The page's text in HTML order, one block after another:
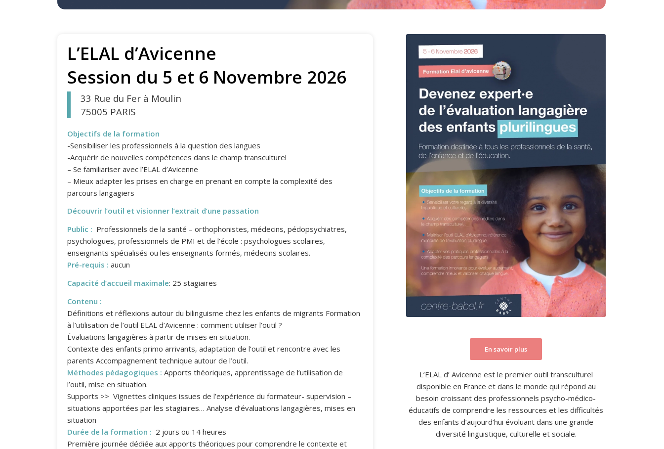
L’ELAL d’Avicenne
Session du 5 et 6 Novembre 2026
33 Rue du Fer à Moulin
75005 PARIS
Objectifs de la formation
-Sensibiliser les professionnels à la question des langues
-Acquérir de nouvelles compétences dans le champ transculturel
– Se familiariser avec l’ELAL d’Avicenne
– Mieux adapter les prises en charge en prenant en compte la complexité des
parcours langagiers
Découvrir l’outil et visionner l’extrait d’une passation
Public : Professionnels de la santé – orthophonistes, médecins, pédopsychiatres,
psychologues, professionnels de PMI et de l’école : psychologues scolaires,
enseignants spécialisés ou les enseignants formés, médecins scolaires.
Pré-requis : aucun
Capacité d’accueil maximale: 25 stagiaires
Contenu :
Définitions et réflexions autour du bilinguisme chez les enfants de migrants Formation
à l’utilisation de l’outil ELAL d’Avicenne : comment utiliser l’outil ?
Évaluations langagières à partir de mises en situation.
Contexte des enfants primo arrivants, adaptation de l’outil et rencontre avec les
parents Accompagnement technique autour de l’outil.
Méthodes pédagogiques : Apports théoriques, apprentissage de l’utilisation de
l’outil, mise en situation.
Supports >> Vignettes cliniques issues de l’expérience du formateur- supervision –
situations apportées par les stagiaires… Analyse d’évaluations langagières, mises en
situation
Durée de la formation : 2 jours ou 14 heures
Première journée dédiée aux apports théoriques pour comprendre le contexte et
En savoir plus
L’ELAL d’ Avicenne est le premier outil transculturel
disponible en France et dans le monde qui répond au
besoin croissant des professionnels psycho-médico-
éducatifs de comprendre les ressources et les difficultés
des enfants d’aujourd’hui évoluant dans une grande
diversité linguistique, culturelle et sociale.